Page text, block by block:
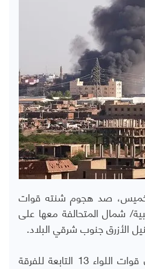
صد هجوم شنته قوات
شمال المتحالفة معها على
الأزرق جنوب شرقي البلاد.
وقال الجيش، في بيان، إن قوات اللواء 13 التابعة للفرقة